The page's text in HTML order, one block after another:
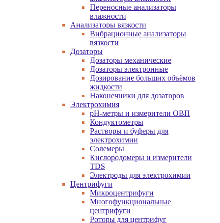
Переносные анализаторы
влажности
Анализаторы вязкости
Вибрационные анализаторы
вязкости
Дозаторы
Дозаторы механические
Дозаторы электронные
Дозирование больших объёмов
жидкости
Наконечники для дозаторов
Электрохимия
pH-метры и измерители ОВП
Кондуктометры
Растворы и буферы для
электрохимии
Солемеры
Кислородомеры и измерители
TDS
Электроды для электрохимии
Центрифуги
Микроцентрифуги
Многофункциональные
центрифуги
Роторы для центрифуг